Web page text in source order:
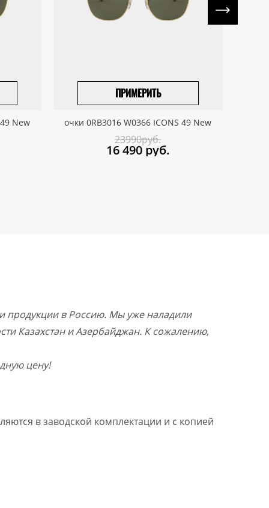
New
ПРИМЕРИТЬ
ПРИВЕЗТИ ПОД ЗАКАЗ
очки 0RB3016 W0366 ICONS 49 New
23990руб.
16 490 руб.
продукции в Россию. Мы уже наладили
Казахстан и Азербайджан. К сожалению,
цену!
в заводской комплектации и с копией